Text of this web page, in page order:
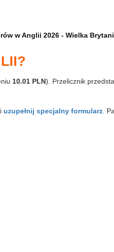
w Anglii 2026 - Wielka
10.01 PLN). Przelicznik
uzupełnij specjalny formularz .